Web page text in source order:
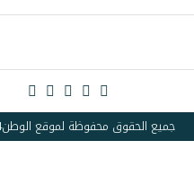
جميع الحقوق محفوظة لموقع الوطن24 © 2025